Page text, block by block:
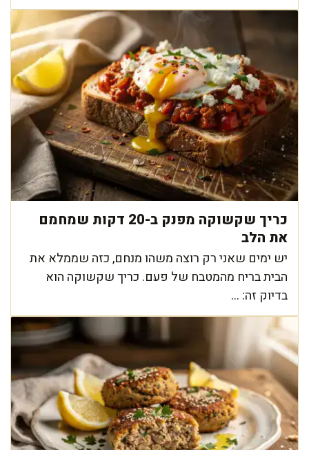
כריך שקשוקה מפנק ב-20 דקות שמחמם
את הלב
יש ימים שאני רק רוצה משהו מנחם, כזה שממלא את
הבית בריח מהמטבח של פעם. כריך שקשוקה הוא
בדיוק זה: ...